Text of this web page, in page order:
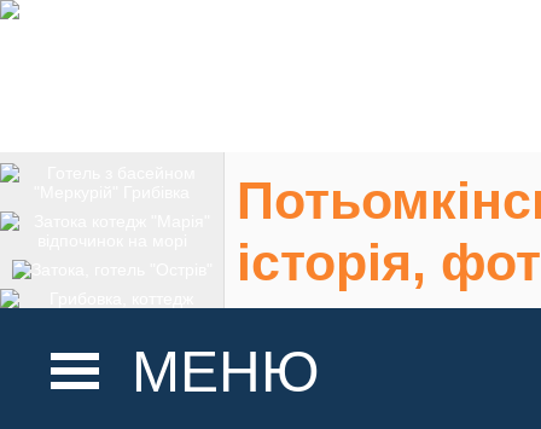
МЕНЮ
історія,
На карте